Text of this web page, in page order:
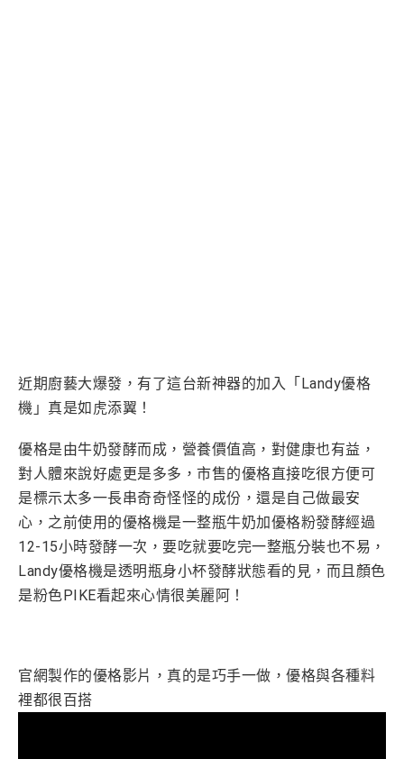
近期廚藝大爆發，有了這台新神器的加入「Landy優格
機」真是如虎添翼！
優格是由牛奶發酵而成，營養價值高，對健康也有益，
對人體來說好處更是多多，市售的優格直接吃很方便可
是標示太多一長串奇奇怪怪的成份，還是自己做最安
心，之前使用的優格機是一整瓶牛奶加優格粉發酵經過
12-15小時發酵一次，要吃就要吃完一整瓶分裝也不易，
Landy優格機是透明瓶身小杯發酵狀態看的見，而且顏色
是粉色PIKE看起來心情很美麗阿！
官網製作的優格影片，真的是巧手一做，優格與各種料
裡都很百搭